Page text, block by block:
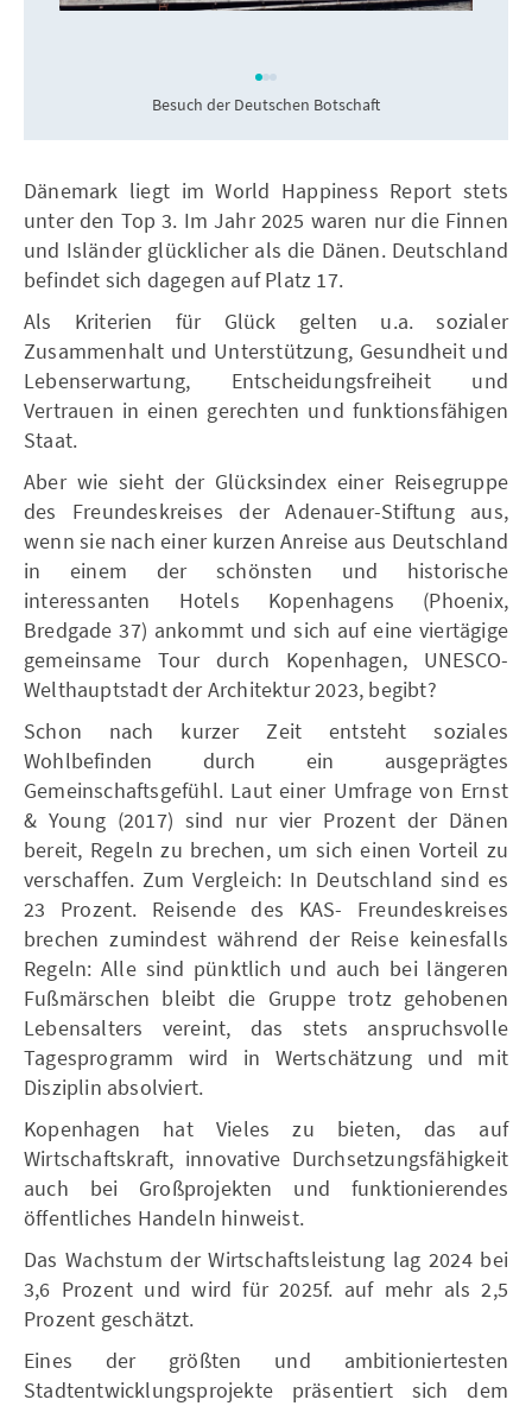
Besuch der Deutschen Botschaft
Dänemark liegt im World Happiness Report stets
unter den Top 3. Im Jahr 2025 waren nur die Finnen
und Isländer glücklicher als die Dänen. Deutschland
befindet sich dagegen auf Platz 17.
Als Kriterien für Glück gelten u.a. sozialer
Zusammenhalt und Unterstützung, Gesundheit und
Lebenserwartung, Entscheidungsfreiheit und
Vertrauen in einen gerechten und funktionsfähigen
Staat.
Aber wie sieht der Glücksindex einer Reisegruppe
des Freundeskreises der Adenauer-Stiftung aus,
wenn sie nach einer kurzen Anreise aus Deutschland
in einem der schönsten und historische
interessanten Hotels Kopenhagens (Phoenix,
Bredgade 37) ankommt und sich auf eine viertägige
gemeinsame Tour durch Kopenhagen, UNESCO-
Welthauptstadt der Architektur 2023, begibt?
Schon nach kurzer Zeit entsteht soziales
Wohlbefinden durch ein ausgeprägtes
Gemeinschaftsgefühl. Laut einer Umfrage von Ernst
& Young (2017) sind nur vier Prozent der Dänen
bereit, Regeln zu brechen, um sich einen Vorteil zu
verschaffen. Zum Vergleich: In Deutschland sind es
23 Prozent. Reisende des KAS- Freundeskreises
brechen zumindest während der Reise keinesfalls
Regeln: Alle sind pünktlich und auch bei längeren
Fußmärschen bleibt die Gruppe trotz gehobenen
Lebensalters vereint, das stets anspruchsvolle
Tagesprogramm wird in Wertschätzung und mit
Disziplin absolviert.
Kopenhagen hat Vieles zu bieten, das auf
Wirtschaftskraft, innovative Durchsetzungsfähigkeit
auch bei Großprojekten und funktionierendes
öffentliches Handeln hinweist.
Das Wachstum der Wirtschaftsleistung lag 2024 bei
3,6 Prozent und wird für 2025f. auf mehr als 2,5
Prozent geschätzt.
Eines der größten und ambitioniertesten
Stadtentwicklungsprojekte präsentiert sich dem